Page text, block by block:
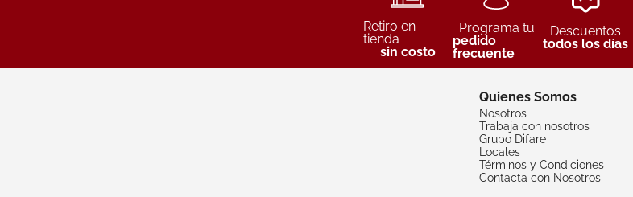
Retiro en
tienda
sin costo
Programa tu
pedido
frecuente
Descuentos
todos los días
Quienes Somos
Nosotros
Trabaja con nosotros
Grupo Difare
Locales
Términos y Condiciones
Contacta con Nosotros